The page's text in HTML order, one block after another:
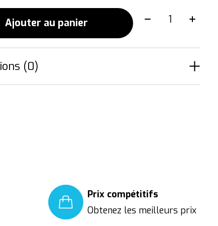
Ajouter au panier
Quantité:
(0)
Prix compétitifs
Obtenez les meilleurs prix